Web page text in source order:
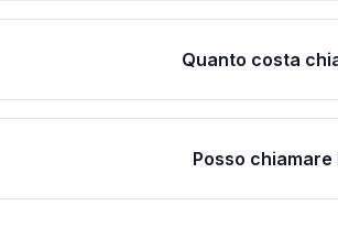
Quanto costa
Posso